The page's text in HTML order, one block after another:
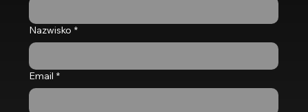
Nazwisko *
Email *